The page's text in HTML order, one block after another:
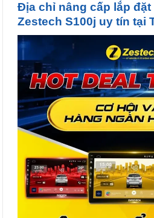
Địa chỉ nâng cấp lắp đặt
Zestech S100j uy tín tại